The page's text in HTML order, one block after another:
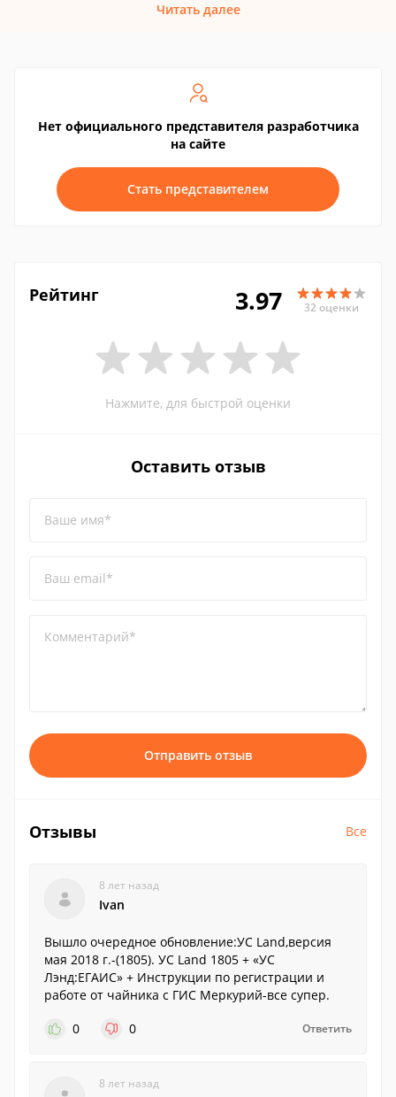
Читать далее
Нет официального представителя разработчика
на сайте
Стать представителем
Рейтинг 3.97 32 оценки
Нажмите, для быстрой оценки
Оставить отзыв
Ваше имя*
Ваш email*
Комментарий*
Отправить отзыв
Отзывы Все
8 лет назад
Ivan
Вышло очередное обновление:УС Land,версия
мая 2018 г.-(1805). УС Land 1805 + «УС
Лэнд:ЕГАИС» + Инструкции по регистрации и
работе от чайника с ГИС Меркурий-все супер.
0
0 Ответить
8 лет назад